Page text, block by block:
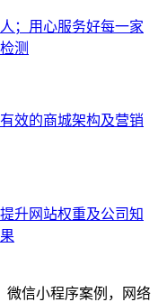
；用心服务好每一家
测
效的商城架构及营销
升网站权重及公司知
微信小程序案例，网络